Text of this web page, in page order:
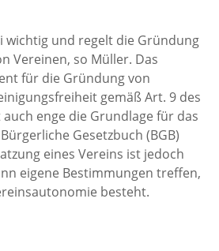
wichtig und regelt die Gründung
Vereinen, so Müller. Das
für die Gründung von
gemäß Art. 9 des
enge die Grundlage für das
Gesetzbuch (BGB)
eines Vereins ist jedoch
eigene Bestimmungen treffen,
besteht.